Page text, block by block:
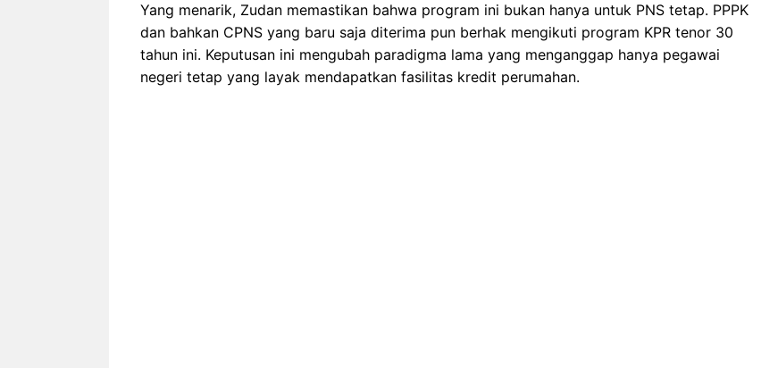
Yang menarik, Zudan memastikan bahwa program ini bukan hanya untuk PNS tetap. PPPK
dan bahkan CPNS yang baru saja diterima pun berhak mengikuti program KPR tenor 30
tahun ini. Keputusan ini mengubah paradigma lama yang menganggap hanya pegawai
negeri tetap yang layak mendapatkan fasilitas kredit perumahan.